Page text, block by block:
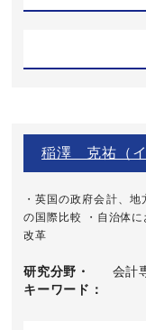
稲澤 克祐（
・英国の政府会計、
の国際比較 ・自治体
改革
研究分野・
キーワード
会計